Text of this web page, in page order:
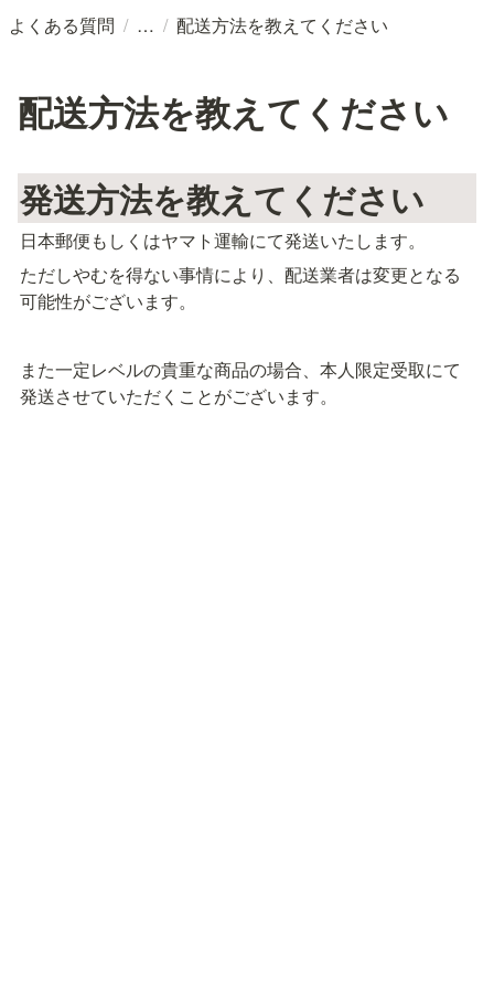
よくある質問 / / 配送方法を教えてください
配送方法を教えてください
発送方法を教えてください
日本郵便もしくはヤマト運輸にて発送いたします。
ただしやむを得ない事情により、配送業者は変更となる
可能性がございます。
また一定レベルの貴重な商品の場合、本人限定受取にて
発送させていただくことがございます。